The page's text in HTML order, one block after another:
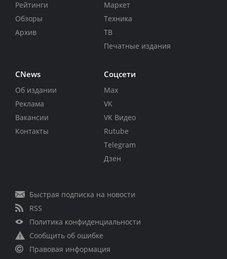
Рейтинги
Обзоры
Архив
Маркет
Техника
ТВ
Печатные издания
CNews
Об издании
Реклама
Вакансии
Контакты
Соцсети
Max
VK
VK Видео
Rutube
Telegram
Дзен
Быстрая подписка на новости
RSS
Политика конфиденциальности
Сообщить об ошибке
Правовая информация